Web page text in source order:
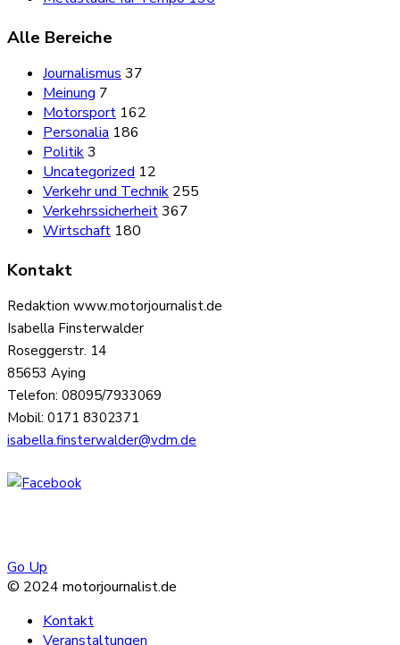
Alle Bereiche
Journalismus 37
Meinung 7
Motorsport 162
Personalia 186
Politik3
Uncategorized 12
Verkehr und Technik 255
Verkehrssicherheit367
Wirtschaft 180
Kontakt
Redaktion www.motorjournalist.de
Isabella Finsterwalder
Roseggerstr. 14
85653 Aying
Telefon: 08095/7933069
Mobil: 0171 8302371
isabella.finsterwalder@vdm.de
Go Up
© 2024 motorjournalist.de
Kontakt
Veranstaltungen